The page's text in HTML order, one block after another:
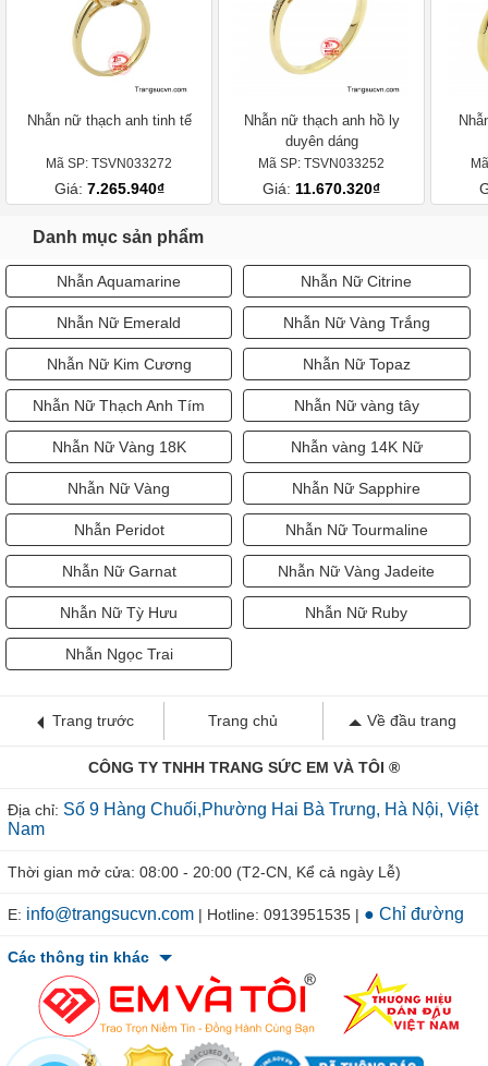
Nhẫn nữ thạch anh tinh tế
Mã SP: TSVN033272
Giá: 7.265.940₫
Nhẫn nữ thạch anh hồ ly
duyên dáng
Mã SP: TSVN033252
Giá: 11.670.320₫
Danh mục sản phẩm
Nhẫn Aquamarine Nhẫn Nữ Citrine
Nhẫn Nữ Emerald Nhẫn Nữ Vàng Trắng
Nhẫn Nữ Kim Cương Nhẫn Nữ Topaz
Nhẫn Nữ Thạch Anh Tím Nhẫn Nữ vàng tây
Nhẫn Nữ Vàng 18K Nhẫn vàng 14K Nữ
Nhẫn Nữ Vàng Nhẫn Nữ Sapphire
Nhẫn Peridot Nhẫn Nữ Tourmaline
Nhẫn Nữ Garnat Nhẫn Nữ Vàng Jadeite
Nhẫn Nữ Tỳ Hưu Nhẫn Nữ Ruby
Nhẫn Ngọc Trai
Trang trước Trang chủ Về đầu trang
CÔNG TY TNHH TRANG SỨC EM VÀ TÔI ®
Địa chỉ: Số 9 Hàng Chuối,Phường Hai Bà Trưng, Hà Nội, Việt
Nam
Thời gian mở cửa: 08:00 - 20:00 (T2-CN, Kể cả ngày Lễ)
E: info@trangsucvn.com | Hotline: 0913951535 | ● Chỉ đường
Các thông tin khác